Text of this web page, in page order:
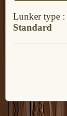
Lunker type :
Standard